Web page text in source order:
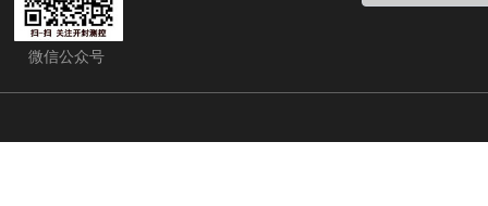
微信公众号